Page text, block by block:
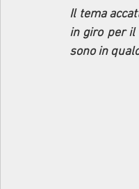
Il tema
in giro per il
sono in